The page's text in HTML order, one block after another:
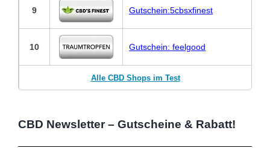
9 Gutschein:5cbsxfinest
10 Gutschein: feelgood
Alle CBD Shops im Test
CBD Newsletter – Gutscheine & Rabatt!